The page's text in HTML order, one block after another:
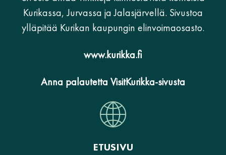
Kurikassa, Jurvassa ja Jalasjärvellä. Sivustoa
ylläpitää Kurikan kaupungin elinvoimaosasto.
www.kurikka.fi
Anna palautetta VisitKurikka-sivusta
ETUSIVU